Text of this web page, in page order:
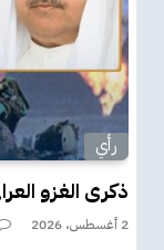
رأي
ذكرى الغزو
2 أغسطس، 2026